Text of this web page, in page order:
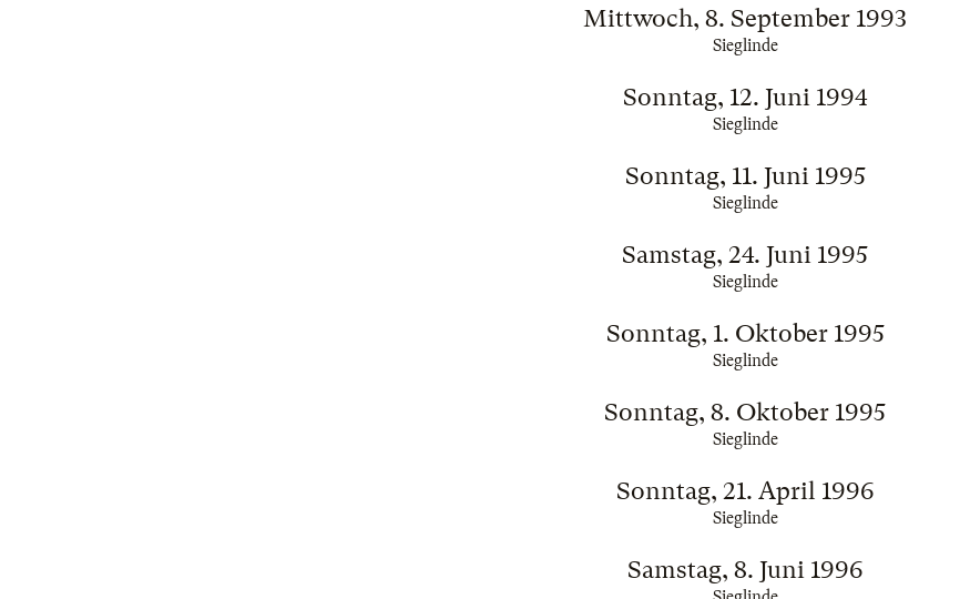
Mittwoch, 8. September 1993
Sieglinde
Sonntag, 12. Juni 1994
Sieglinde
Sonntag, 11. Juni 1995
Sieglinde
Samstag, 24. Juni 1995
Sieglinde
Sonntag, 1. Oktober 1995
Sieglinde
Sonntag, 8. Oktober 1995
Sieglinde
Sonntag, 21. April 1996
Sieglinde
Samstag, 8. Juni 1996